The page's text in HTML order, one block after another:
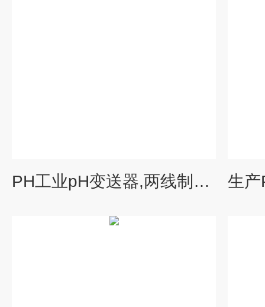
PH工业pH变送器,两线制PH变送器,两线制变送器